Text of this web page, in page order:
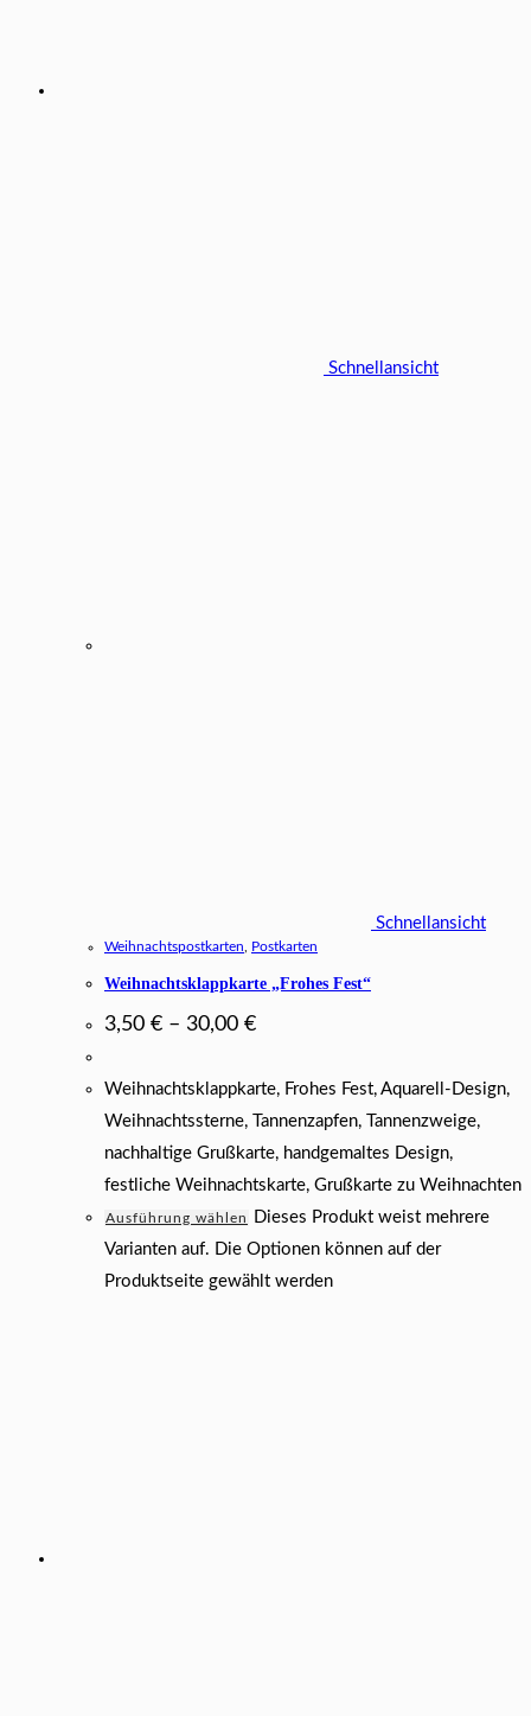
Schnellansicht
Schnellansicht
Weihnachtspostkarten Postkarten
Weihnachtsklappkarte „Frohes Fest“
3,50 € – 30,00 €
Weihnachtsklappkarte, Frohes Fest, Aquarell-Design,
Weihnachtssterne, Tannenzapfen, Tannenzweige,
nachhaltige Grußkarte, handgemaltes Design,
festliche Weihnachtskarte, Grußkarte zu Weihnachten
Ausführung wählen
Dieses Produkt weist mehrere
Varianten auf. Die Optionen können auf der
Produktseite gewählt werden